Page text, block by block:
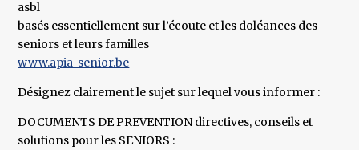
asbl
basés essentiellement sur l’écoute et les doléances des
seniors et leurs familles
www.apia-senior.be
Désignez clairement le sujet sur lequel vous informer :
DOCUMENTS DE PREVENTION directives, conseils et
solutions pour les SENIORS :